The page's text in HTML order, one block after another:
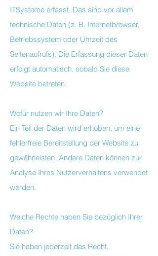
ITSysteme erfasst. Das sind vor allem
technische Daten (z. B. Internetbrowser,
Betriebssystem oder Uhrzeit des
Seitenaufrufs). Die Erfassung dieser Daten
erfolgt automatisch, sobald Sie diese
Website betreten.
Wofür nutzen wir Ihre Daten?
Ein Teil der Daten wird erhoben, um eine
fehlerfreie Bereitstellung der Website zu
gewährleisten. Andere Daten können zur
Analyse Ihres Nutzerverhaltens verwendet
werden.
Welche Rechte haben Sie bezüglich Ihrer
Daten?
Sie haben jederzeit das Recht,